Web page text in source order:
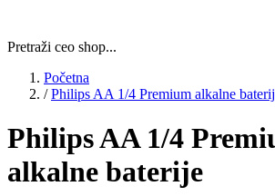
Pretraži ceo shop...
Početna
/ Philips AA 1/4 Premium alkalne
Philips AA 1/4
alkalne baterije